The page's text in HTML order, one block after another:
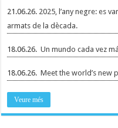
21.06.26. 2025, l’any negre: es
armats de la dècada.
18.06.26.Un mundo cada vez
18.06.26.Meet the world’s new
Veure més